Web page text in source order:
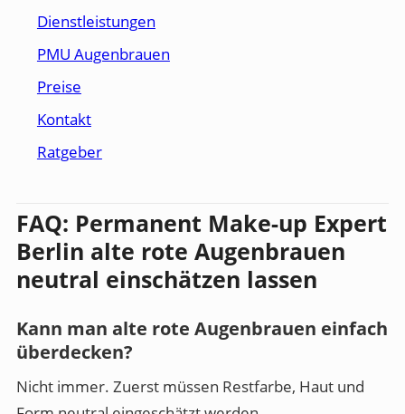
Dienstleistungen
PMU Augenbrauen
Preise
Kontakt
Ratgeber
FAQ: Permanent Make-up Expert
Berlin alte rote Augenbrauen
neutral einschätzen lassen
Kann man alte rote Augenbrauen einfach
überdecken?
Nicht immer. Zuerst müssen Restfarbe, Haut und